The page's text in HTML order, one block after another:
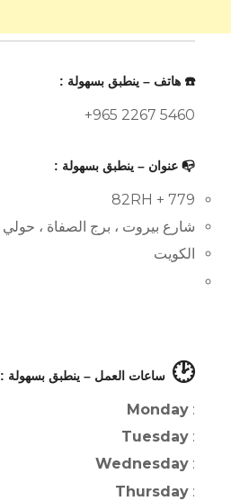
☎️ هاتف – ينطبق بسهولة :
+965 2267 5460
📭 عنوان – ينطبق بسهولة :
82RH + 779
شارع بيروت ، برج الصفاة ، حولي
الكويت
🕑 ساعات العمل – ينطبق بسهولة :
Monday :
Tuesday :
Wednesday :
Thursday :